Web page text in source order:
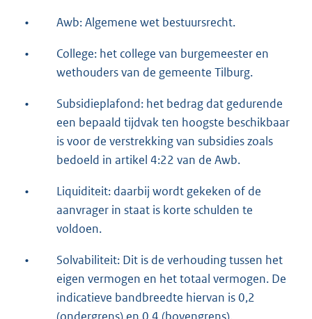
• Awb: Algemene wet bestuursrecht.
•
College: het college van burgemeester en
wethouders van de gemeente Tilburg.
•
Subsidieplafond: het bedrag dat gedurende
een bepaald tijdvak ten hoogste beschikbaar
is voor de verstrekking van subsidies zoals
bedoeld in artikel 4:22 van de Awb.
•
Liquiditeit: daarbij wordt gekeken of de
aanvrager in staat is korte schulden te
voldoen.
•
Solvabiliteit: Dit is de verhouding tussen het
eigen vermogen en het totaal vermogen. De
indicatieve bandbreedte hiervan is 0,2